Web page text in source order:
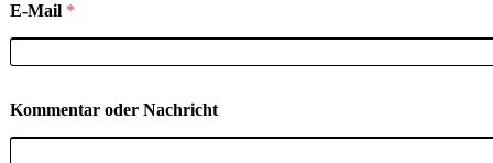
E-Mail *
Kommentar oder Nachricht